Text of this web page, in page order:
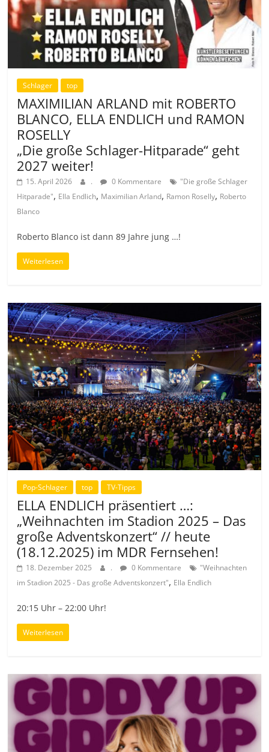
Schlager top
MAXIMILIAN ARLAND mit ROBERTO
BLANCO, ELLA ENDLICH und RAMON
ROSELLY
„Die große Schlager-Hitparade“ geht
2027 weiter!
15. April 2026 . 0 Kommentare
"Die große Schlager
Hitparade", Ella Endlich, Maximilian Arland, Ramon Roselly, Roberto
Blanco
Roberto Blanco ist dann 89 Jahre jung …!
Weiterlesen
Pop-Schlager top TV-Tipps
ELLA ENDLICH präsentiert …:
„Weihnachten im Stadion 2025 – Das
große Adventskonzert“ // heute
(18.12.2025) im MDR Fernsehen!
18. Dezember 2025 . 0 Kommentare
"Weihnachten
im Stadion 2025 - Das große Adventskonzert", Ella Endlich
20:15 Uhr – 22:00 Uhr!
Weiterlesen